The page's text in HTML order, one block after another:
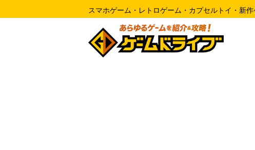
スマホゲーム・レトロゲーム・カプセルトイ・新